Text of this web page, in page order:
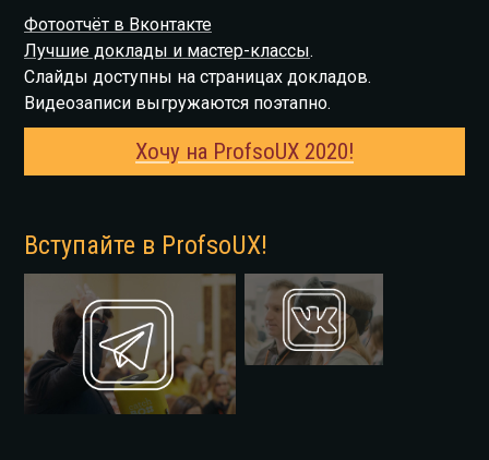
Фотоотчёт в Вконтакте
Лучшие доклады и мастер-классы.
Слайды доступны на страницах докладов.
Видеозаписи выгружаются поэтапно.
Хочу на ProfsoUX 2020!
Вступайте в ProfsoUX!